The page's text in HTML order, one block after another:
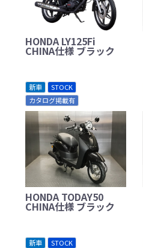
HONDA LY125Fi
CHINA仕様 ブラック
新車
STOCK
カタログ掲載有
HONDA TODAY50
CHINA仕様 ブラック
新車
STOCK